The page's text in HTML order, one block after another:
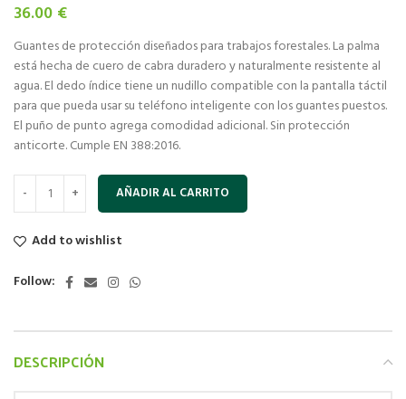
36.00 €
Guantes de protección diseñados para trabajos forestales. La palma
está hecha de cuero de cabra duradero y naturalmente resistente al
agua. El dedo índice tiene un nudillo compatible con la pantalla táctil
para que pueda usar su teléfono inteligente con los guantes puestos.
El puño de punto agrega comodidad adicional. Sin protección
anticorte. Cumple EN 388:2016.
AÑADIR AL CARRITO
Add to wishlist
Follow:
DESCRIPCIÓN